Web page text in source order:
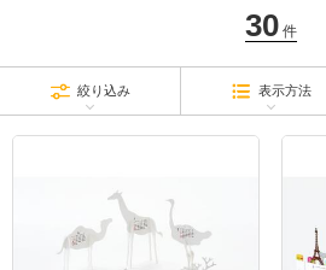
30件
絞り込み 表示方法